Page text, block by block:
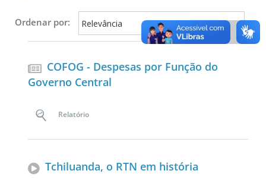
Ordenar por:
COFOG - Despesas por Função do
Governo Central
Relatório
Tchiluanda, o RTN em história